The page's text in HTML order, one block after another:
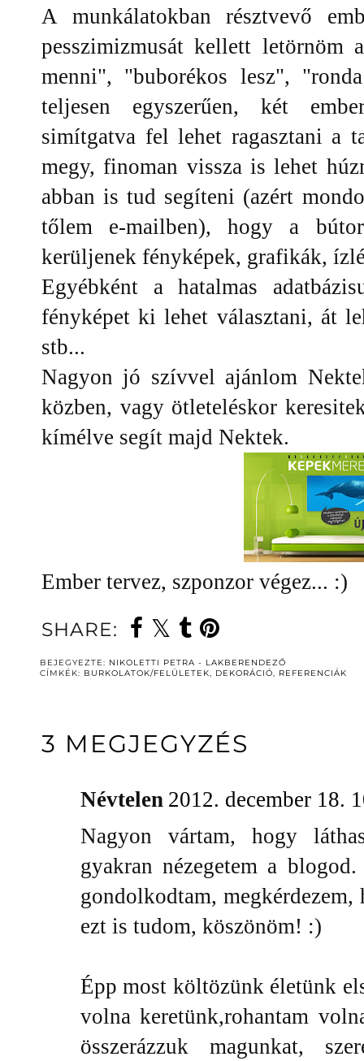
A munkálatokban résztvevő
pesszimizmusát kellett letörnöm
menni", "buborékos lesz",
teljesen egyszerűen, két
simítgatva fel lehet ragasztani a
megy, finoman vissza is lehet
abban is tud segíteni (azért
tőlem e-mailben), hogy a
kerüljenek fényképek, grafikák,
Egyébként a hatalmas
fényképet ki lehet választani, át
stb...
Nagyon jó szívvel ajánlom
közben, vagy ötleteléskor
kímélve segít majd Nektek.
Ember tervez, szponzor végez... :)
SHARE:
BEJEGYEZTE: NIKOLETTI PETRA - LAKBERENDEZŐ
CÍMKÉK: BURKOLATOK/FELÜLETEK, DEKORÁCIÓ, REFERENCIÁK
3 MEGJEGYZÉS
Névtelen 2012. december 18.
Nagyon vártam, hogy
gyakran nézegetem a
gondolkodtam,
ezt is tudom, köszönöm! :)
Épp most költözünk életünk
volna keretünk,rohantam
összerázzuk magunkat,